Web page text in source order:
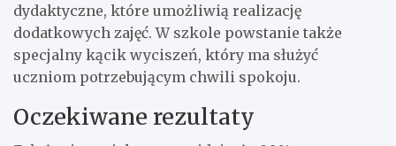
dydaktyczne, które umożliwią realizację
dodatkowych zajęć. W szkole powstanie także
specjalny kącik wyciszeń, który ma służyć
uczniom potrzebującym chwili spokoju.
Oczekiwane rezultaty